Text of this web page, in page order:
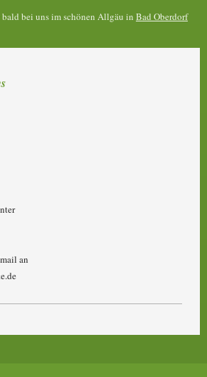
bei uns im schönen Allgäu in Bad Oberdorf
an